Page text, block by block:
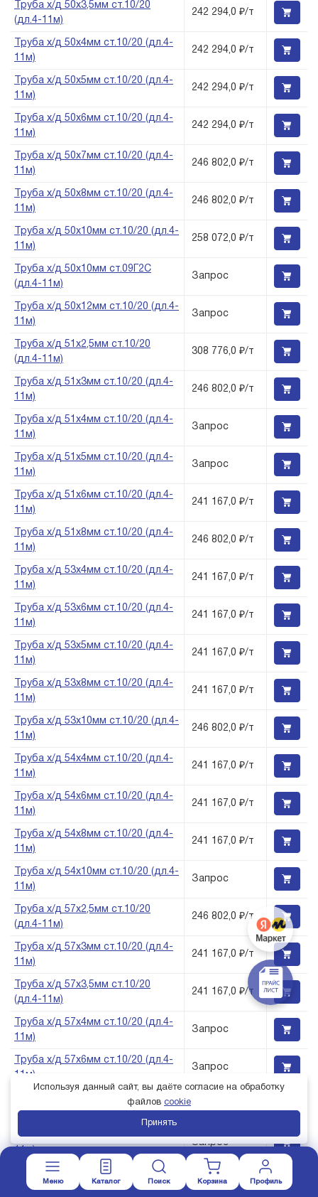
Меню Каталог Поиск Корзина Профиль
Труба х/д 50х3,5мм ст.10/20
(дл.4-11м)
242 294,0 ₽/т
Труба х/д 50х4мм ст.10/20 (дл.4-
11м)
242 294,0 ₽/т
Труба х/д 50х5мм ст.10/20 (дл.4-
11м)
242 294,0 ₽/т
Труба х/д 50х6мм ст.10/20 (дл.4-
11м)
242 294,0 ₽/т
Труба х/д 50х7мм ст.10/20 (дл.4-
11м)
246 802,0 ₽/т
Труба х/д 50х8мм ст.10/20 (дл.4-
11м)
246 802,0 ₽/т
Труба х/д 50х10мм ст.10/20 (дл.4-
11м)
258 072,0 ₽/т
Труба х/д 50х10мм ст.09Г2С
(дл.4-11м)
Запрос
Труба х/д 50х12мм ст.10/20 (дл.4-
11м)
Запрос
Труба х/д 51х2,5мм ст.10/20
(дл.4-11м)
308 776,0 ₽/т
Труба х/д 51х3мм ст.10/20 (дл.4-
11м)
246 802,0 ₽/т
Труба х/д 51х4мм ст.10/20 (дл.4-
11м)
Запрос
Труба х/д 51х5мм ст.10/20 (дл.4-
11м)
Запрос
Труба х/д 51х6мм ст.10/20 (дл.4-
11м)
241 167,0 ₽/т
Труба х/д 51х8мм ст.10/20 (дл.4-
11м)
246 802,0 ₽/т
Труба х/д 53х4мм ст.10/20 (дл.4-
11м)
241 167,0 ₽/т
Труба х/д 53х6мм ст.10/20 (дл.4-
11м)
241 167,0 ₽/т
Труба х/д 53х5мм ст.10/20 (дл.4-
11м)
241 167,0 ₽/т
Труба х/д 53х8мм ст.10/20 (дл.4-
11м)
241 167,0 ₽/т
Труба х/д 53х10мм ст.10/20 (дл.4-
11м)
246 802,0 ₽/т
Труба х/д 54х4мм ст.10/20 (дл.4-
11м)
241 167,0 ₽/т
Труба х/д 54х6мм ст.10/20 (дл.4-
11м)
241 167,0 ₽/т
Труба х/д 54х8мм ст.10/20 (дл.4-
11м)
241 167,0 ₽/т
Труба х/д 54х10мм ст.10/20 (дл.4-
11м)
Запрос
Труба х/д 57х2,5мм ст.10/20
(дл.4-11м)
246 802,0 ₽/т
Труба х/д 57х3мм ст.10/20 (дл.4-
11м)
241 167,0 ₽/т
Труба х/д 57х3,5мм ст.10/20
(дл.4-11м)
241 167,0 ₽/т
Труба х/д 57х4мм ст.10/20 (дл.4-
11м)
Запрос
Труба х/д 57х6мм ст.10/20 (дл.4-
11м)
Запрос
Труба х/д 57х7мм ст.10/20 (дл.4-
11м)
Труба х/д 60х2мм ст.10/20 (дл.4-
Запрос
Труба х/д 60х2,5мм ст.10/20
(дл.4-11м)
246 802,0 ₽/т
Используя данный сайт, вы даёте согласие на обработку
файлов cookie
Принять